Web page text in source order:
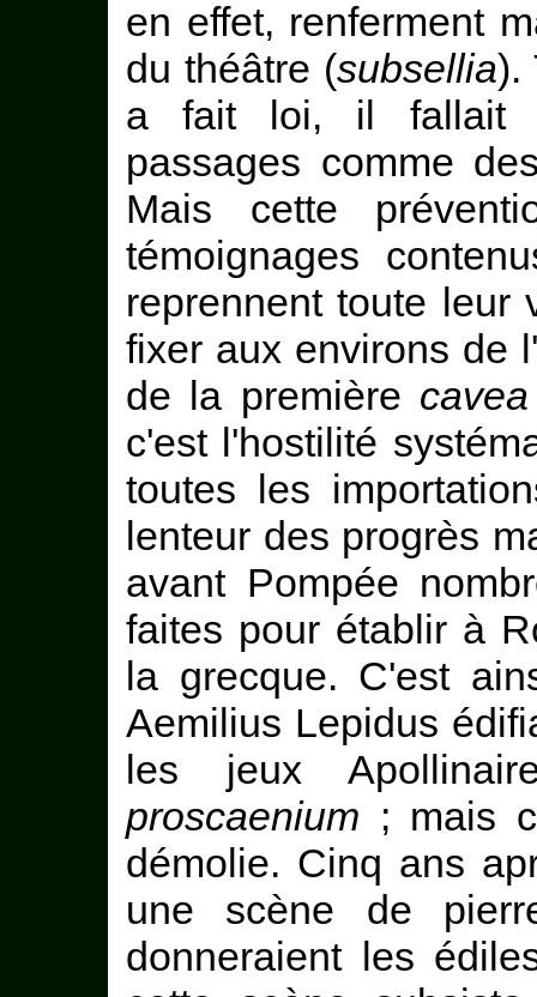
en effet, renferment
du théâtre (subsellia).
a fait loi, il fallait
passages comme
Mais cette
témoignages
reprennent toute leur
fixer aux environs de
de la première cavea
c'est l'hostilité
toutes les
lenteur des progrès
avant Pompée
faites pour établir à
la grecque. C'est
Aemilius Lepidus
les jeux
proscaenium ; mais
démolie. Cinq ans
une scène de
donneraient les